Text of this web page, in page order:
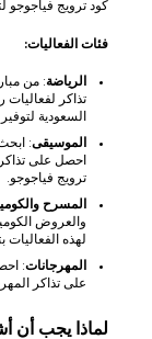
كود ترويج فياجوجو
فئات الفعاليات:
الرياضة: من
تذاكر لفعاليات
السعودية
الموسيقى:
احصل على
ترويج فياجوجو.
المسرح
والعروض
لهذه الفعاليات
المهرجانات:
على تذاكر
لماذا يجب أن